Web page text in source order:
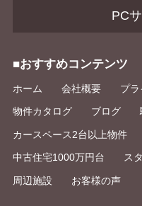
PC
■おすすめコンテンツ
ホーム 会社概要 プ
物件カタログ ブログ
カースペース2台以上物件
中古住宅1000万円台 ス
周辺施設 お客様の声